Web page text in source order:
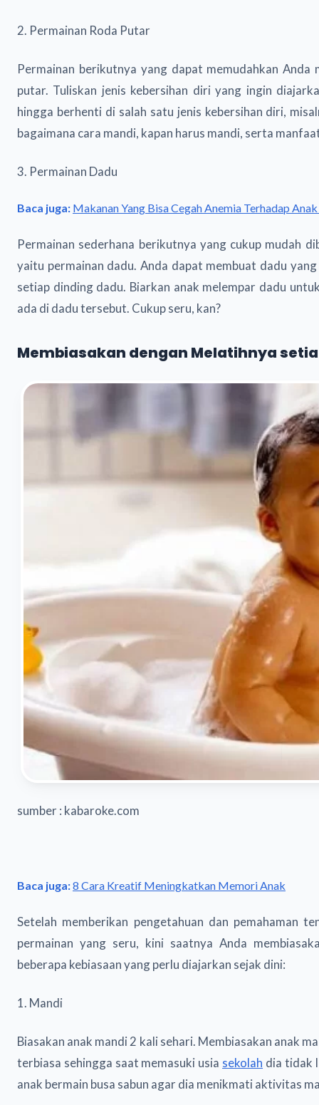
2. Permainan Roda Putar
Permainan berikutnya yang dapat memudahkan
putar. Tuliskan jenis kebersihan diri yang ingin
hingga berhenti di salah satu jenis kebersihan diri,
bagaimana cara mandi, kapan harus mandi, serta
3. Permainan Dadu
Baca juga: Makanan Yang Bisa Cegah Anemia Terhadap Anak
Permainan sederhana berikutnya yang cukup mudah
yaitu permainan dadu. Anda dapat membuat dadu
setiap dinding dadu. Biarkan anak melempar dadu
ada di dadu tersebut. Cukup seru, kan?
Membiasakan dengan Melatihnya
sumber : kabaroke.com
Baca juga:8 Cara Kreatif Meningkatkan Memori Anak
Setelah memberikan pengetahuan dan pemahaman
permainan yang seru, kini saatnya Anda
beberapa kebiasaan yang perlu diajarkan sejak dini:
1. Mandi
Biasakan anak mandi 2 kali sehari. Membiasakan anak
terbiasa sehingga saat memasuki usia sekolah dia tidak
anak bermain busa sabun agar dia menikmati aktivitas